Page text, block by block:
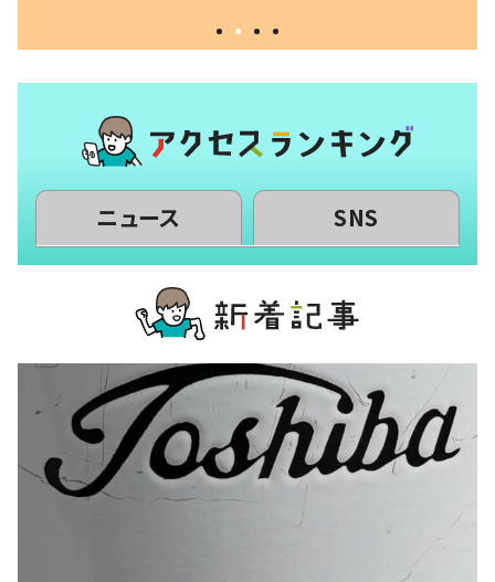
ニュース SNS